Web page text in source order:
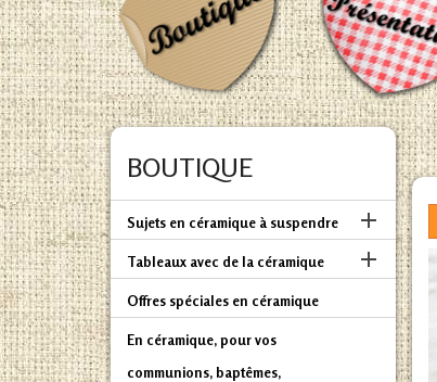
BOUTIQUE
Sujets en céramique à suspendre 
Tableaux avec de la céramique 
Offres spéciales en céramique
En céramique, pour vos
communions, baptêmes,